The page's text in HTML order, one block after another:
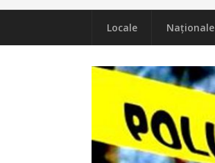
Locale Naţionale